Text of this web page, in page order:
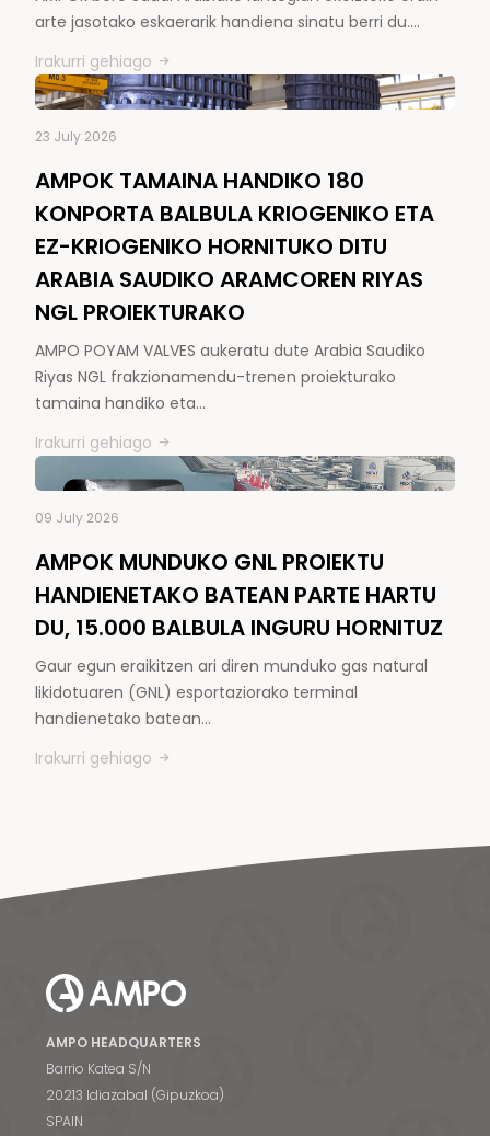
arte jasotako eskaerarik handiena sinatu berri du.…
Irakurri gehiago
23 July 2026
AMPOK TAMAINA HANDIKO 180
KONPORTA BALBULA KRIOGENIKO ETA
EZ-KRIOGENIKO HORNITUKO DITU
ARABIA SAUDIKO ARAMCOREN RIYAS
NGL PROIEKTURAKO
AMPO POYAM VALVES aukeratu dute Arabia Saudiko
Riyas NGL frakzionamendu-trenen proiekturako
tamaina handiko eta…
Irakurri gehiago
09 July 2026
AMPOK MUNDUKO GNL PROIEKTU
HANDIENETAKO BATEAN PARTE HARTU
DU, 15.000 BALBULA INGURU HORNITUZ
Gaur egun eraikitzen ari diren munduko gas natural
likidotuaren (GNL) esportaziorako terminal
handienetako batean…
Irakurri gehiago
AMPO HEADQUARTERS
Barrio Katea S/N
20213 Idiazabal (Gipuzkoa)
SPAIN